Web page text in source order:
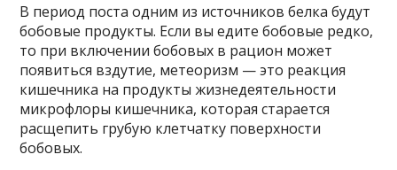
В период поста одним из источников белка будут
бобовые продукты. Если вы едите бобовые редко,
то при включении бобовых в рацион может
появиться вздутие, метеоризм — это реакция
кишечника на продукты жизнедеятельности
микрофлоры кишечника, которая старается
расщепить грубую клетчатку поверхности
бобовых.